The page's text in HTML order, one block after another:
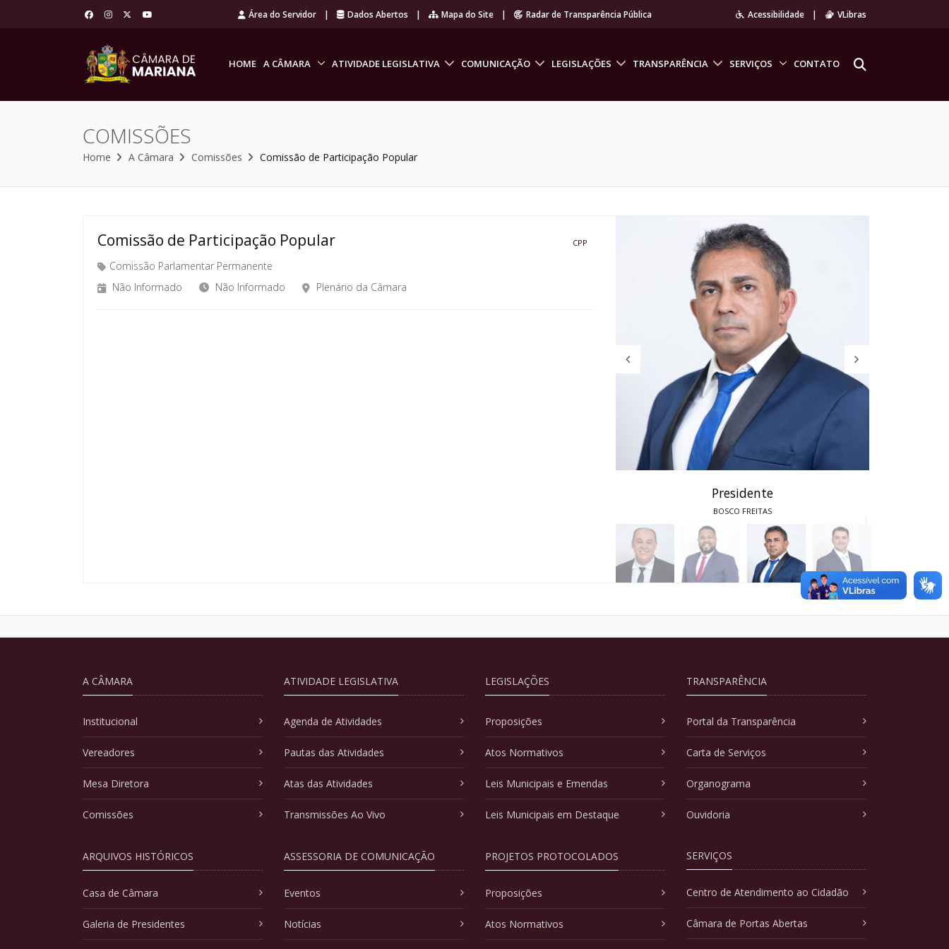
Área do Servidor | Dados Abertos | Mapa do Site | Radar de Transparência Pública Acessibilidade | VLibras
HOME A CÂMARA ATIVIDADE LEGISLATIVA COMUNICAÇÃO LEGISLAÇÕES TRANSPARÊNCIA SERVIÇOS CONTATO
COMISSÕES
Home A Câmara Comissões Comissão de Participação Popular
Comissão de Participação Popular CPP
Comissão Parlamentar Permanente
Não Informado
Não Informado Plenário da Câmara
Presidente
BOSCO FREITAS
A CÂMARA
Institucional
Vereadores
Mesa Diretora
Comissões
ARQUIVOS HISTÓRICOS
Casa de Câmara
Galeria de Presidentes
ATIVIDADE LEGISLATIVA
Agenda de Atividades
Pautas das Atividades
Atas das Atividades
Transmissões Ao Vivo
ASSESSORIA DE COMUNICAÇÃO
Eventos
Notícias
LEGISLAÇÕES
Proposições
Atos Normativos
Leis Municipais e Emendas
Leis Municipais em Destaque
PROJETOS PROTOCOLADOS
Proposições
Atos Normativos
TRANSPARÊNCIA
Portal da Transparência
Carta de Serviços
Organograma
Ouvidoria
SERVIÇOS
Centro de Atendimento ao Cidadão
Câmara de Portas Abertas